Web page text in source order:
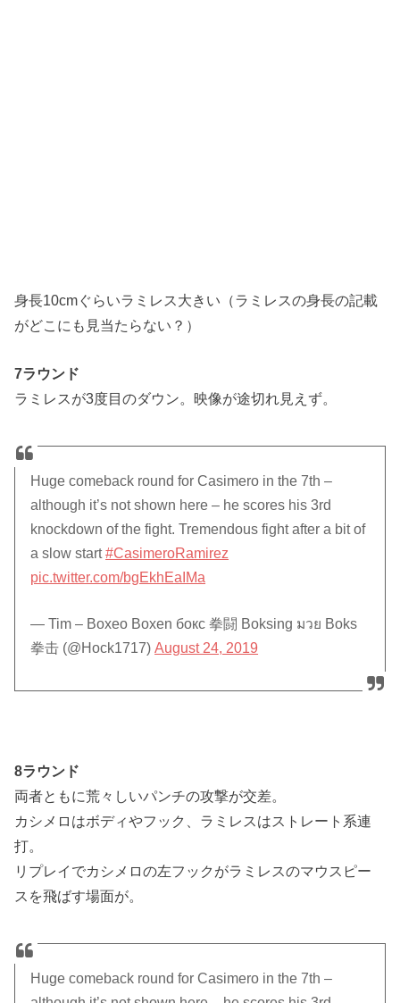
身長10cmぐらいラミレス大きい（ラミレスの身長の記載
がどこにも見当たらない？）
7ラウンド
ラミレスが3度目のダウン。映像が途切れ見えず。
Huge comeback round for Casimero in the 7th –
although it’s not shown here – he scores his 3rd
knockdown of the fight. Tremendous fight after a bit of
a slow start#CasimeroRamirez
pic.twitter.com/bgEkhEaIMa
— Tim – Boxeo Boxen бокс 拳闘 Boksing มวย Boks
拳击 (@Hock1717)August 24, 2019
8ラウンド
両者ともに荒々しいパンチの攻撃が交差。
カシメロはボディやフック、ラミレスはストレート系連
打。
リプレイでカシメロの左フックがラミレスのマウスピー
スを飛ばす場面が。
Huge comeback round for Casimero in the 7th –